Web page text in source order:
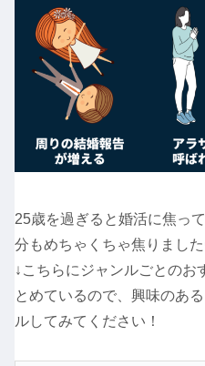
25歳を過ぎると婚活に焦っ
分もめちゃくちゃ焦りまし
↓こちらにジャンルごとのお
とめているので、興味のあ
ルしてみてください！